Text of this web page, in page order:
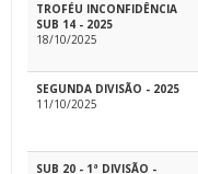
TROFÉU INCONFIDÊNCIA
SUB 14 - 2025
18/10/2025
SEGUNDA DIVISÃO - 2025
11/10/2025
SUB 20 - 1ª DIVISÃO -